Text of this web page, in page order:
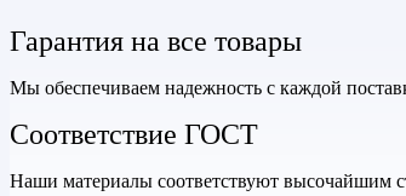
Гарантия на все товары
Мы обеспечиваем надежность с каждой
Соответствие ГОСТ
Наши материалы соответствуют высочайшим